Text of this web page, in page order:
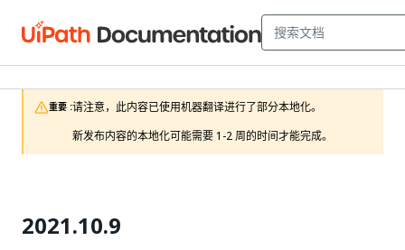
重要 :请注意，此内容已使用机器翻译进行了部分本地化。
新发布内容的本地化可能需要 1-2 周的时间才能完成。
2021.10.9